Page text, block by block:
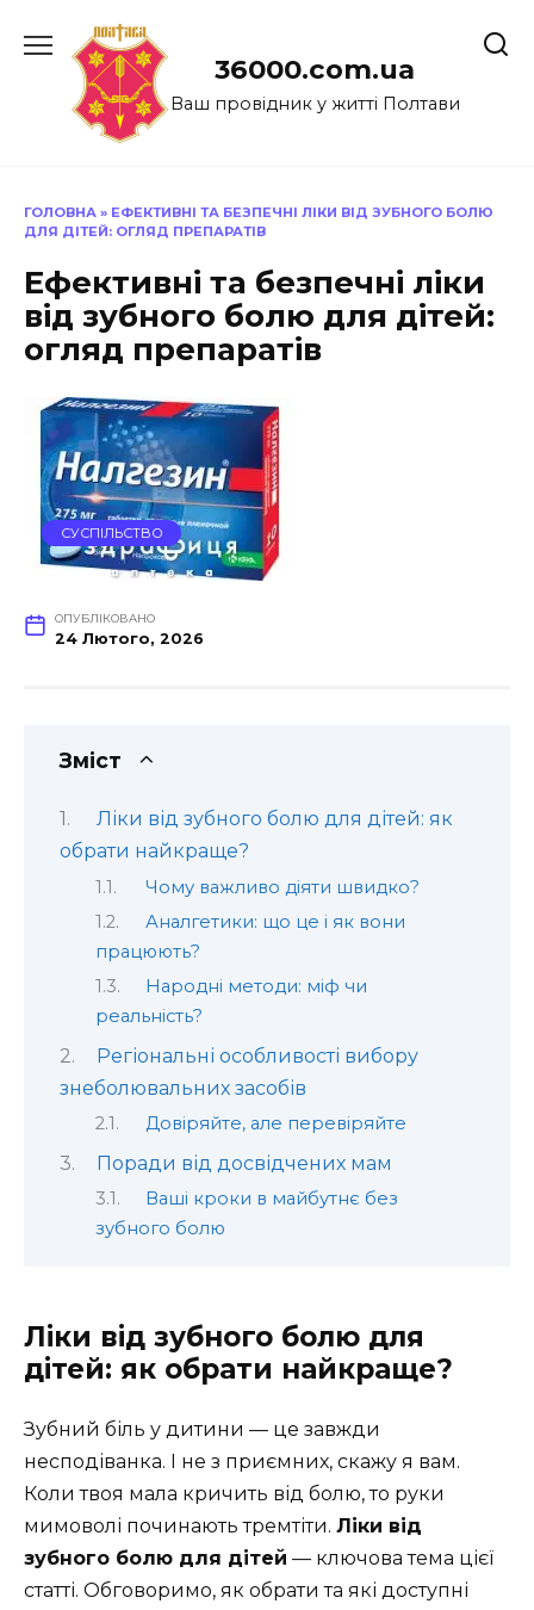
до
36000.com.ua
Ваш провідник у житті Полтави
ГОЛОВНА » ЕФЕКТИВНІ ТА БЕЗПЕЧНІ ЛІКИ ВІД ЗУБНОГО БОЛЮ
ДЛЯ ДІТЕЙ: ОГЛЯД ПРЕПАРАТІВ
Ефективні та безпечні ліки
від зубного болю для дітей:
огляд препаратів
СУСПІЛЬСТВО
ОПУБЛІКОВАНО
24 Лютого, 2026
Зміст
Ліки від зубного болю для дітей: як
обрати найкраще?
Чому важливо діяти швидко?
Аналгетики: що це і як вони
працюють?
Народні методи: міф чи
реальність?
Регіональні особливості вибору
знеболювальних засобів
Довіряйте, але перевіряйте
Поради від досвідчених мам
Ваші кроки в майбутнє без
зубного болю
Ліки від зубного болю для
дітей: як обрати найкраще?
Зубний біль у дитини — це завжди
несподіванка. І не з приємних, скажу я вам.
Коли твоя мала кричить від болю, то руки
мимоволі починають тремтіти. Ліки від
зубного болю для дітей — ключова тема цієї
статті. Обговоримо, як обрати та які доступні